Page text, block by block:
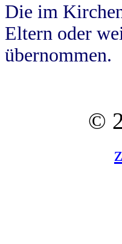
Die im
Eltern oder
übernommen.
©